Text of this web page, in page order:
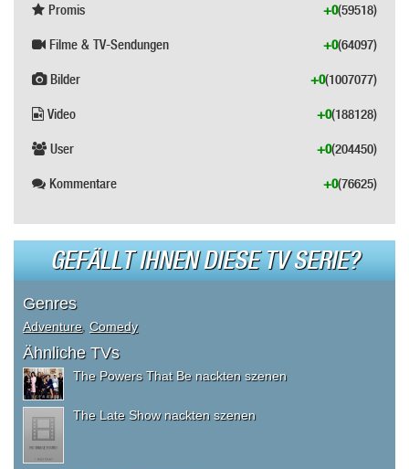
Promis (59518)
+0
Filme & TV-Sendungen (64097)
+0
Bilder (1007077)
+0
Video (188128)
+0
User (204450)
+0
Kommentare (76625)
+0
GEFÄLLT IHNEN DIESE TV SERIE?
Genres
Adventure, Comedy
Ähnliche TVs
The Powers That Be nackten szenen
The Late Show nackten szenen